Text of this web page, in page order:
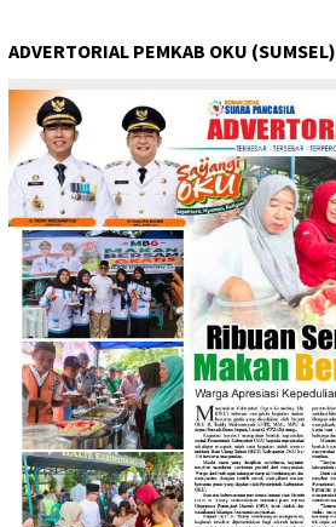
ADVERTORIAL PEMKAB OKU (SUMSEL)